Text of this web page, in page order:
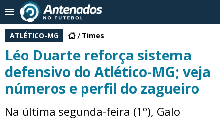
ATLÉTICO-MG Times
Léo Duarte reforça sistema
defensivo do Atlético-MG; veja
números e perfil do zagueiro
Na última segunda-feira (1º), Galo